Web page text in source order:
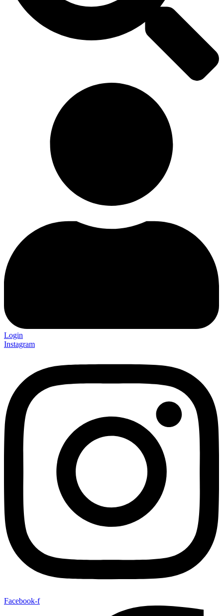
Login
Instagram
Facebook-f